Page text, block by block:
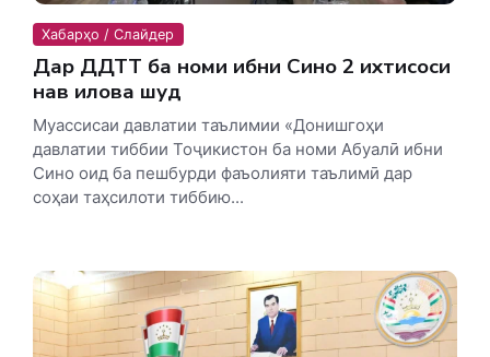
Хабарҳо / Слайдер
Дар ДДТТ ба номи ибни Сино 2 ихтисоси
нав илова шуд
Муассисаи давлатии таълимии «Донишгоҳи
давлатии тиббии Тоҷикистон ба номи Абуалӣ ибни
Сино оид ба пешбурди фаъолияти таълимӣ дар
соҳаи таҳсилоти тиббию...